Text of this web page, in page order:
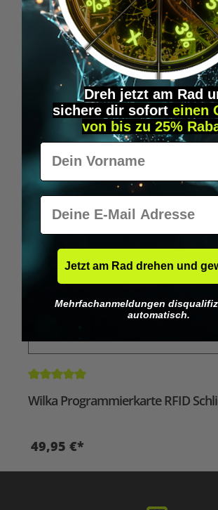
Wilka RFID KeyFobs
19,95 €*
Produktgalerie überspringen
Similar Items
Durchschnittliche Bewertung von 5 von
Wilka Programmierkarte RFID
49,95 €*
Dreh jetzt am Rad
sichere dir sofort einen
von bis zu 25%
Vorname
E-Mail
Jetzt am Rad drehen und
Mehrfachanmeldungen
automatisch.